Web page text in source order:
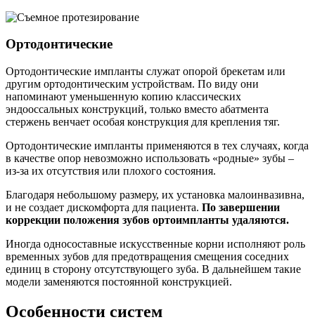
Ортодонтические
Ортодонтические импланты служат опорой брекетам или
другим ортодонтическим устройствам. По виду они
напоминают уменьшенную копию классических
эндооссальных конструкций, только вместо абатмента
стержень венчает особая конструкция для крепления тяг.
Ортодонтические импланты применяются в тех случаях, когда
в качестве опор невозможно использовать «родные» зубы –
из-за их отсутствия или плохого состояния.
Благодаря небольшому размеру, их установка малоинвазивна,
и не создает дискомфорта для пациента. По завершении
коррекции положения зубов ортоимпланты удаляются.
Иногда односоставные искусственные корни исполняют роль
временных зубов для предотвращения смещения соседних
единиц в сторону отсутствующего зуба. В дальнейшем такие
модели заменяются постоянной конструкцией.
Особенности систем